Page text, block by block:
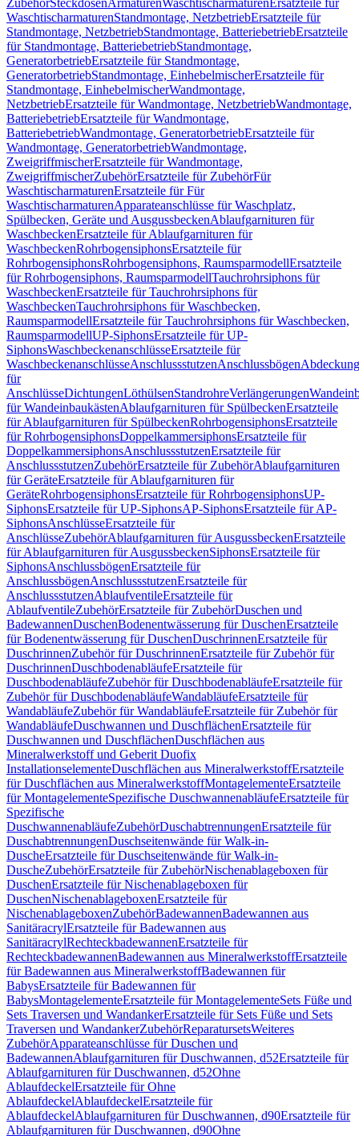
ZubehörSteckdosenArmaturenWaschtischarmaturen Ersatzteile für
WaschtischarmaturenStandmontage, NetzbetriebErsatzteile für
Standmontage, NetzbetriebStandmontage, BatteriebetriebErsatzteile
für Standmontage, BatteriebetriebStandmontage,
GeneratorbetriebErsatzteile für Standmontage,
GeneratorbetriebStandmontage, EinhebelmischerErsatzteile für
Standmontage, EinhebelmischerWandmontage,
NetzbetriebErsatzteile für Wandmontage, NetzbetriebWandmontage,
BatteriebetriebErsatzteile für Wandmontage,
BatteriebetriebWandmontage, GeneratorbetriebErsatzteile für
Wandmontage, GeneratorbetriebWandmontage,
ZweigriffmischerErsatzteile für Wandmontage,
ZweigriffmischerZubehörErsatzteile für ZubehörFür
WaschtischarmaturenErsatzteile für Für
WaschtischarmaturenApparateanschlüsse für Waschplatz,
Spülbecken, Geräte und AusgussbeckenAblaufgarnituren für
WaschbeckenErsatzteile für Ablaufgarnituren für
WaschbeckenRohrbogensiphonsErsatzteile für
RohrbogensiphonsRohrbogensiphons, RaumsparmodellErsatzteile
für Rohrbogensiphons, RaumsparmodellTauchrohrsiphons für
WaschbeckenErsatzteile für Tauchrohrsiphons für
WaschbeckenTauchrohrsiphons für Waschbecken,
RaumsparmodellErsatzteile für Tauchrohrsiphons für Waschbecken,
RaumsparmodellUP-SiphonsErsatzteile für UP-
SiphonsWaschbeckenanschlüsseErsatzteile für
WaschbeckenanschlüsseAnschlussstutzenAnschlussbögen
für
AnschlüsseDichtungenLöthülsenStandrohreVerlängerungen
für WandeinbaukästenAblaufgarnituren für SpülbeckenErsatzteile
für Ablaufgarnituren für SpülbeckenRohrbogensiphonsErsatzteile
für RohrbogensiphonsDoppelkammersiphonsErsatzteile für
DoppelkammersiphonsAnschlussstutzenErsatzteile für
AnschlussstutzenZubehörErsatzteile für ZubehörAblaufgarnituren
für GeräteErsatzteile für Ablaufgarnituren für
GeräteRohrbogensiphonsErsatzteile für RohrbogensiphonsUP-
SiphonsErsatzteile für UP-SiphonsAP-SiphonsErsatzteile für AP-
SiphonsAnschlüsseErsatzteile für
AnschlüsseZubehörAblaufgarnituren für AusgussbeckenErsatzteile
für Ablaufgarnituren für AusgussbeckenSiphonsErsatzteile für
SiphonsAnschlussbögenErsatzteile für
AnschlussbögenAnschlussstutzenErsatzteile für
AnschlussstutzenAblaufventileErsatzteile für
AblaufventileZubehörErsatzteile für ZubehörDuschen und
BadewannenDuschenBodenentwässerung für DuschenErsatzteile
für Bodenentwässerung für DuschenDuschrinnenErsatzteile für
DuschrinnenZubehör für DuschrinnenErsatzteile für Zubehör für
DuschrinnenDuschbodenabläufeErsatzteile für
DuschbodenabläufeZubehör für DuschbodenabläufeErsatzteile für
Zubehör für DuschbodenabläufeWandabläufeErsatzteile für
WandabläufeZubehör für WandabläufeErsatzteile für Zubehör für
WandabläufeDuschwannen und DuschflächenErsatzteile für
Duschwannen und DuschflächenDuschflächen aus
Mineralwerkstoff und Geberit Duofix
InstallationselementeDuschflächen aus MineralwerkstoffErsatzteile
für Duschflächen aus MineralwerkstoffMontagelementeErsatzteile
für MontagelementeSpezifische DuschwannenabläufeErsatzteile für
Spezifische
DuschwannenabläufeZubehörDuschabtrennungenErsatzteile für
DuschabtrennungenDuschseitenwände für Walk-in-
DuscheErsatzteile für Duschseitenwände für Walk-in-
DuscheZubehörErsatzteile für ZubehörNischenablageboxen für
DuschenErsatzteile für Nischenablageboxen für
DuschenNischenablageboxenErsatzteile für
NischenablageboxenZubehörBadewannenBadewannen aus
SanitäracrylErsatzteile für Badewannen aus
SanitäracrylRechteckbadewannenErsatzteile für
RechteckbadewannenBadewannen aus MineralwerkstoffErsatzteile
für Badewannen aus MineralwerkstoffBadewannen für
BabysErsatzteile für Badewannen für
BabysMontagelementeErsatzteile für MontagelementeSets Füße und
Sets Traversen und WandankerErsatzteile für Sets Füße und Sets
Traversen und WandankerZubehörReparatursetsWeiteres
ZubehörApparateanschlüsse für Duschen und
BadewannenAblaufgarnituren für Duschwannen, d52Ersatzteile für
Ablaufgarnituren für Duschwannen, d52Ohne
AblaufdeckelErsatzteile für Ohne
AblaufdeckelAblaufdeckelErsatzteile für
AblaufdeckelAblaufgarnituren für Duschwannen, d90Ersatzteile für
Ablaufgarnituren für Duschwannen, d90Ohne